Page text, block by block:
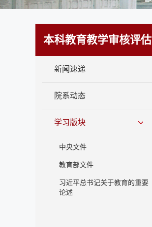
本科教育教学审核评估
新闻速递
院系动态
学习版块
中央文件
教育部文件
习近平总书记关于教育的重要
论述